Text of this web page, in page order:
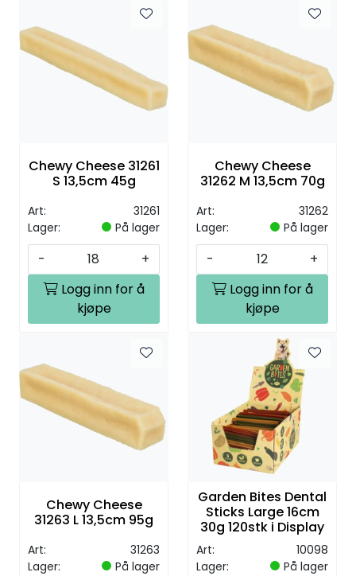
Chewy Cheese 31261
S 13,5cm 45g
Art:
31261
Lager:
På lager
-
+
Logg inn for å
kjøpe
Chewy Cheese
31262 M 13,5cm 70g
Art:
31262
Lager:
På lager
-
+
Logg inn for å
kjøpe
Chewy Cheese
31263 L 13,5cm 95g
Art:
31263
Lager:
På lager
Garden Bites Dental
Sticks Large 16cm
30g 120stk i Display
Art:
10098
Lager:
På lager